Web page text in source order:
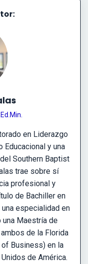
en Liderazgo
y una
Southern Baptist
trae sobre sí
profesional y
de Bachiller en
especialidad en
una Maestría de
de la Florida
Business) en la
de América.